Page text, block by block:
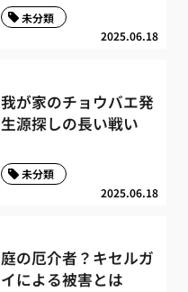
2025.06.18
未分類
我が家のチョウバエ発
生源探しの長い戦い
2025.06.18
未分類
庭の厄介者？キセルガ
イによる被害とは